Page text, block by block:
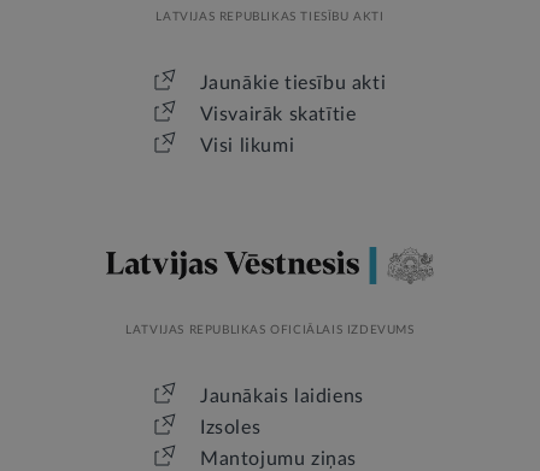
LATVIJAS REPUBLIKAS TIESĪBU AKTI
Jaunākie tiesību akti
Visvairāk skatītie
Visi likumi
LATVIJAS REPUBLIKAS OFICIĀLAIS IZDEVUMS
Jaunākais laidiens
Izsoles
Mantojumu ziņas